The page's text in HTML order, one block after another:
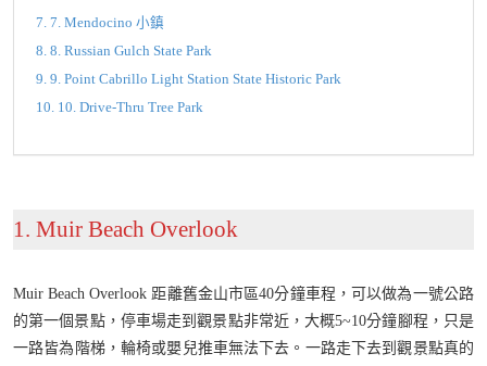
7. Mendocino 小鎮
8. Russian Gulch State Park
9. Point Cabrillo Light Station State Historic Park
10. Drive-Thru Tree Park
1. Muir Beach Overlook
Muir Beach Overlook 距離舊金山市區40分鐘車程，可以做為一號公路
的第一個景點，停車場走到觀景點非常近，大概5~10分鐘腳程，只是
一路皆為階梯，輪椅或嬰兒推車無法下去。一路走下去到觀景點真的